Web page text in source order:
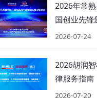
2026年常
国创业先锋
幕！
2026-07-24
2026胡润
律服务指南
海商海事）
2026-07-20